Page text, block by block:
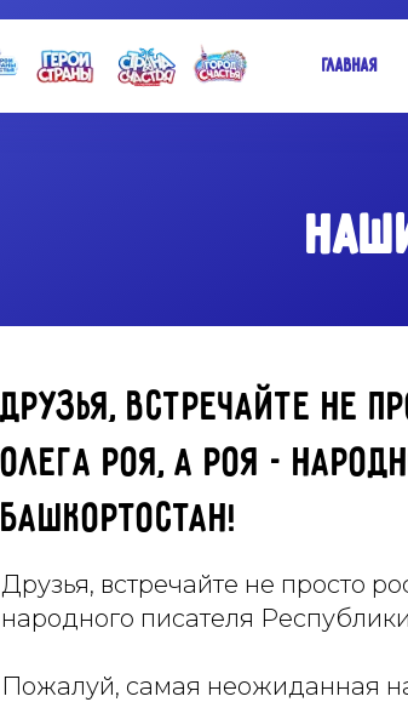
Главная
Друзья, встречайте не
Олега Роя, а Роя -
Башкортостан!
Друзья, встречайте не просто
народного писателя
Пожалуй, самая неожиданная